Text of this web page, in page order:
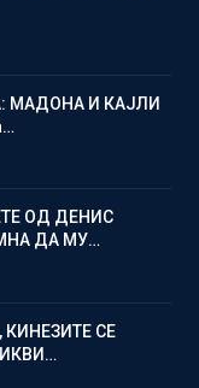
МАДОНА И КАЈЛИ
ОД ДЕНИС
ДА МУ…
СЕ